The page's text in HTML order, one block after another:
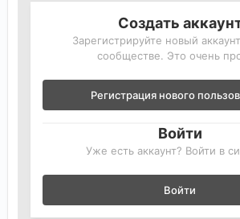
Создать
Зарегистрируйте новый
сообществе. Это очень
Регистрация нового
Войти
Уже есть аккаунт? Войти в
Войти